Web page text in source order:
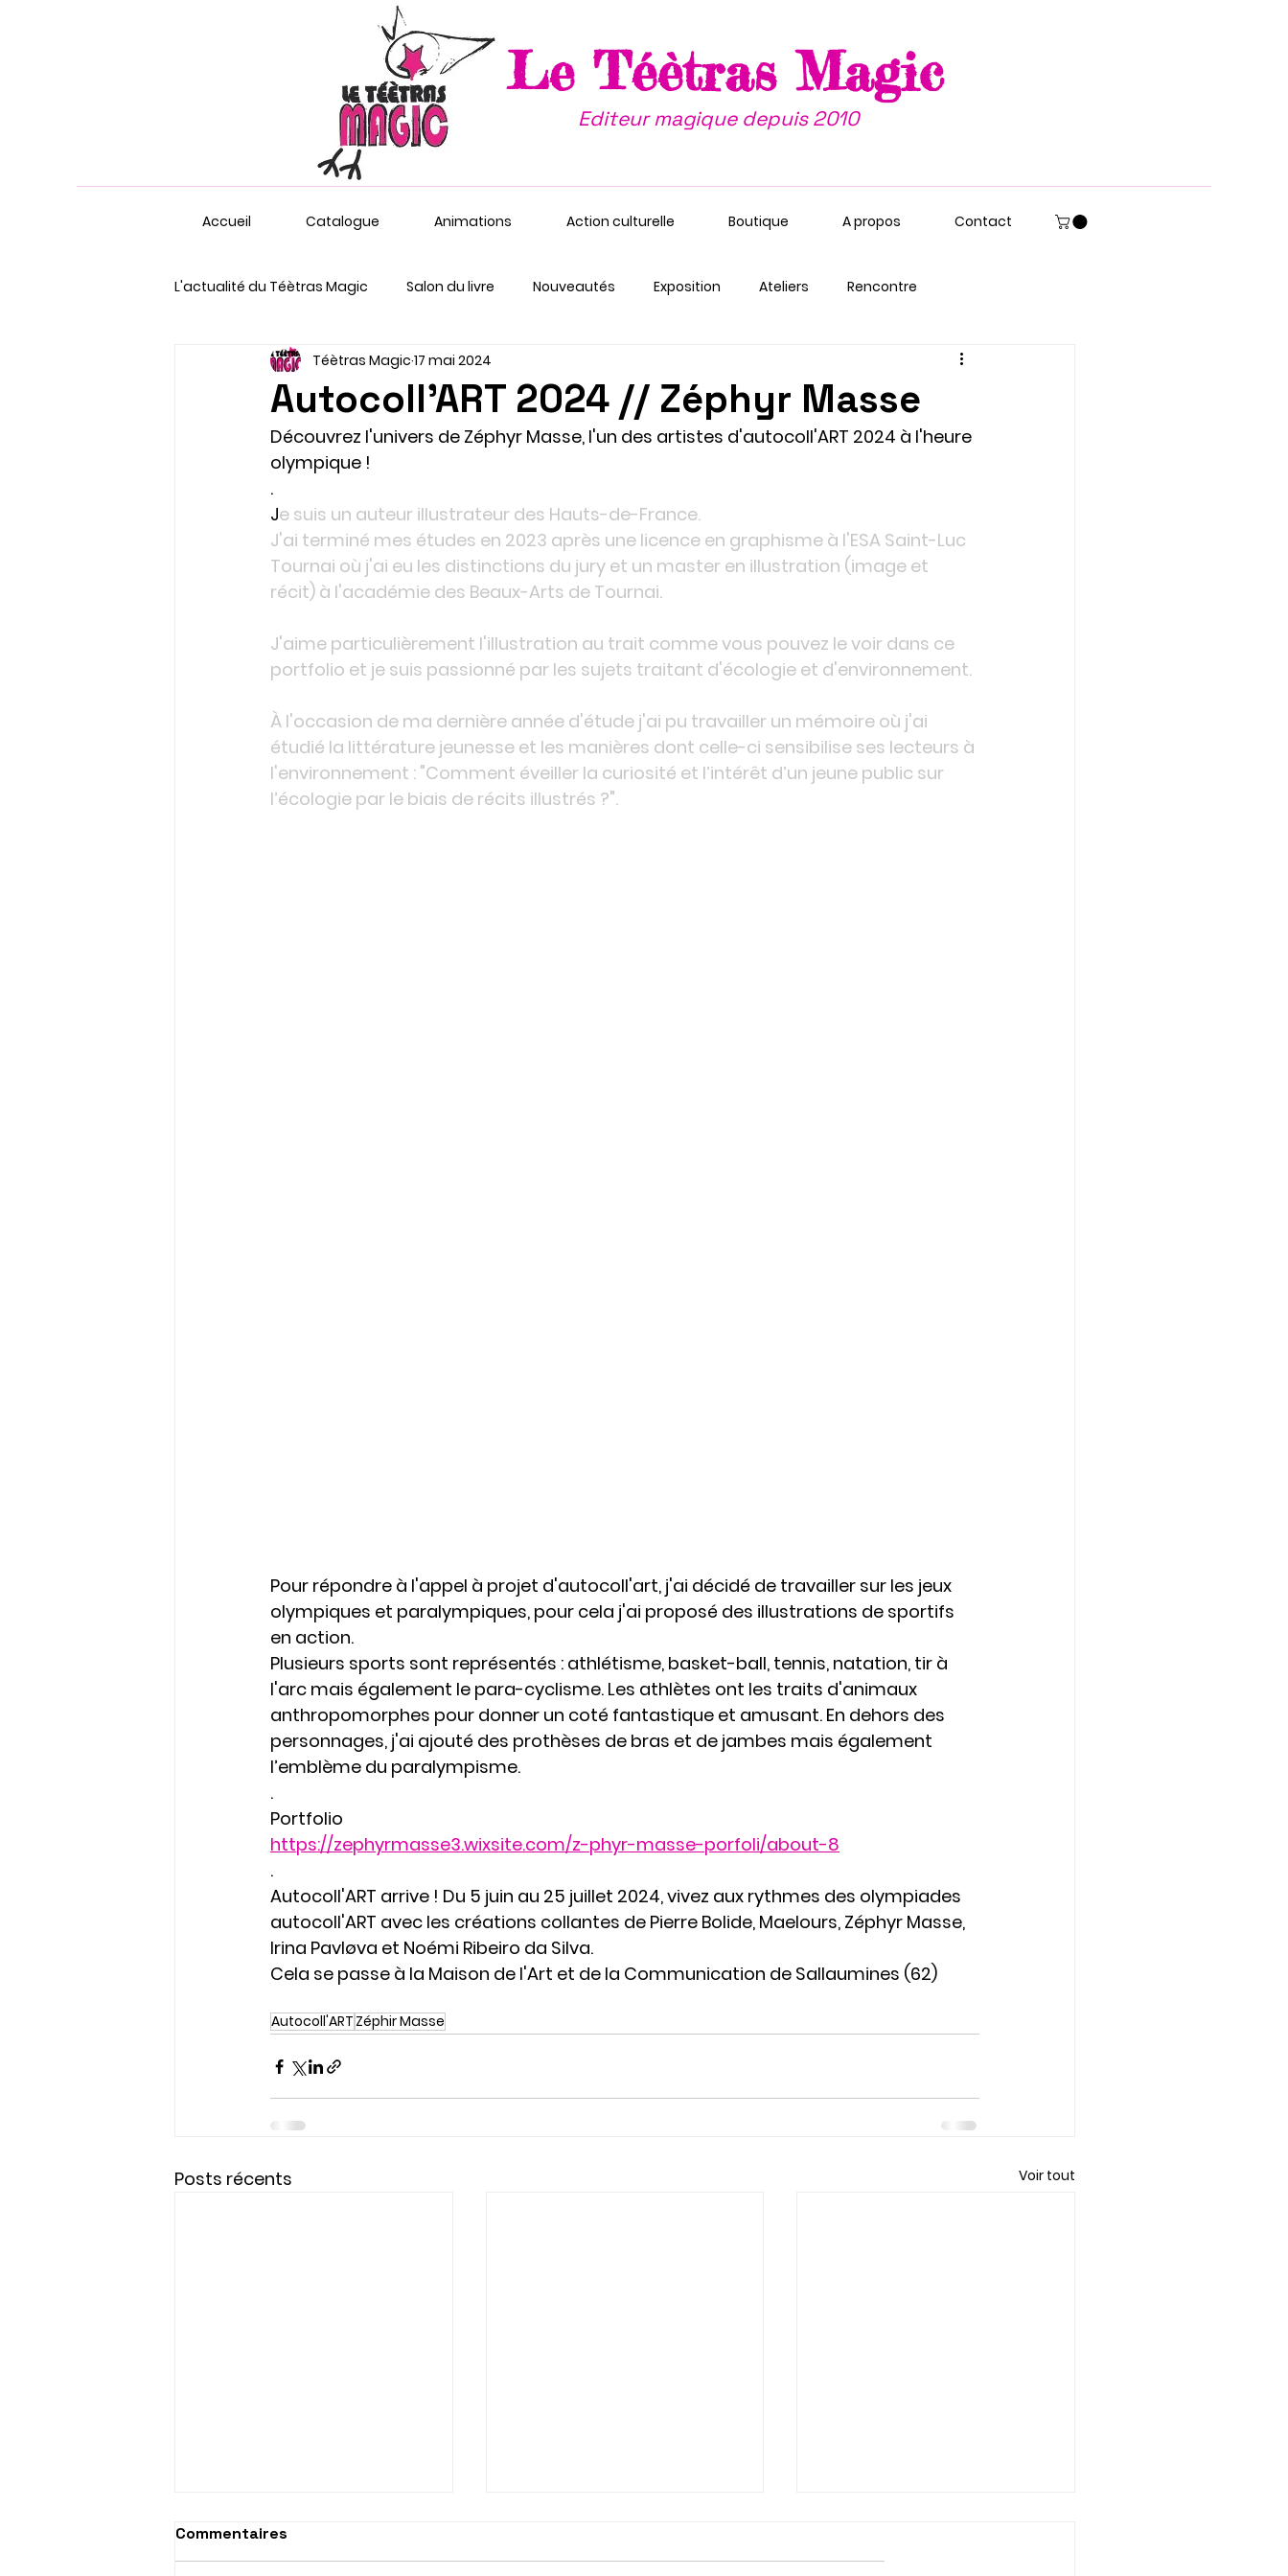
Le Téètras Magic
Editeur magique depuis 2010
Accueil Catalogue Animations Action culturelle Boutique A propos Contact
L'actualité du Téètras Magic Salon du livre Nouveautés Exposition Ateliers Rencontre
Marché nocturne
Autocoll'ART 2024 // Zéphyr Masse
Téètras Magic 17 mai 2024
Découvrez l'univers de Zéphyr Masse, l'un des artistes d'autocoll'ART 2024 à l'heure
olympique !
.
Je suis un auteur illustrateur des Hauts-de-France.
J'ai terminé mes études en 2023 après une licence en graphisme à l'ESA Saint-Luc
Tournai où j'ai eu les distinctions du jury et un master en illustration (image et
récit) à l'académie des Beaux-Arts de Tournai.
J'aime particulièrement l'illustration au trait comme vous pouvez le voir dans ce
portfolio et je suis passionné par les sujets traitant d'écologie et d'environnement.
À l'occasion de ma dernière année d'étude j'ai pu travailler un mémoire où j'ai
étudié la littérature jeunesse et les manières dont celle-ci sensibilise ses lecteurs à
l'environnement : "Comment éveiller la curiosité et l’intérêt d’un jeune public sur
l’écologie par le biais de récits illustrés ?".
Pour répondre à l'appel à projet d'autocoll'art, j'ai décidé de travailler sur les jeux
olympiques et paralympiques, pour cela j'ai proposé des illustrations de sportifs
en action.
Plusieurs sports sont représentés : athlétisme, basket-ball, tennis, natation, tir à
l'arc mais également le para-cyclisme. Les athlètes ont les traits d'animaux
anthropomorphes pour donner un coté fantastique et amusant. En dehors des
personnages, j'ai ajouté des prothèses de bras et de jambes mais également
l’emblème du paralympisme.
.
Portfolio
https://zephyrmasse3.wixsite.com/z-phyr-masse-porfoli/about-8
.
Autocoll'ART arrive ! Du 5 juin au 25 juillet 2024, vivez aux rythmes des olympiades
autocoll'ART avec les créations collantes de Pierre Bolide, Maelours, Zéphyr Masse,
Irina Pavløva et Noémi Ribeiro da Silva.
Cela se passe à la Maison de l'Art et de la Communication de Sallaumines (62)
Autocoll'ART Zéphir Masse
Posts récents Voir tout
Commentaires